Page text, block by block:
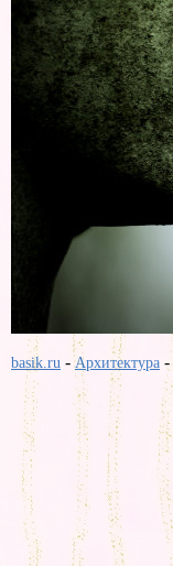
basik.ru -Архитектура -